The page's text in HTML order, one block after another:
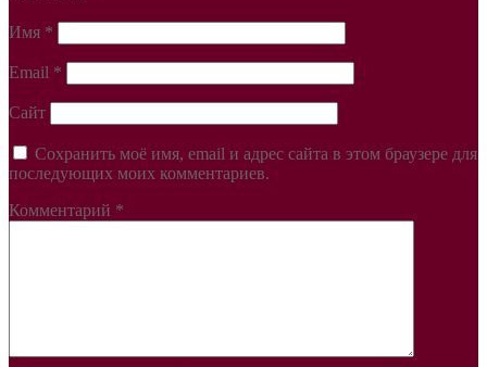
Имя *
Email *
Сайт
Сохранить моё имя, email и адрес сайта в этом браузере для
последующих моих комментариев.
Комментарий *